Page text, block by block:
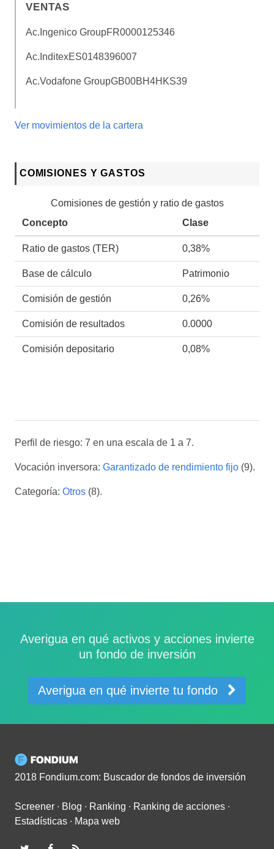
VENTAS
Ac.Ingenico GroupFR0000125346
Ac.InditexES0148396007
Ac.Vodafone GroupGB00BH4HKS39
Ver movimientos de la cartera
COMISIONES Y GASTOS
Comisiones de gestión y ratio de gastos
Concepto
Clase
Ratio de gastos (TER) 0,38%
Base de cálculo Patrimonio
Comisión de gestión 0,26%
Comisión de resultados 0.0000
Comisión depositario 0,08%
Perfil de riesgo: 7 en una escala de 1 a 7.
Vocación inversora: Garantizado de rendimiento fijo (9).
Categoría: Otros (8).
Averigua en qué activos y acciones invierte
un fondo de inversión
Averigua en qué invierte tu fondo
2018 Fondium.com: Buscador de fondos de inversión
Screener ∙ Blog ∙ Ranking ∙ Ranking de acciones ∙
Estadísticas ∙ Mapa web